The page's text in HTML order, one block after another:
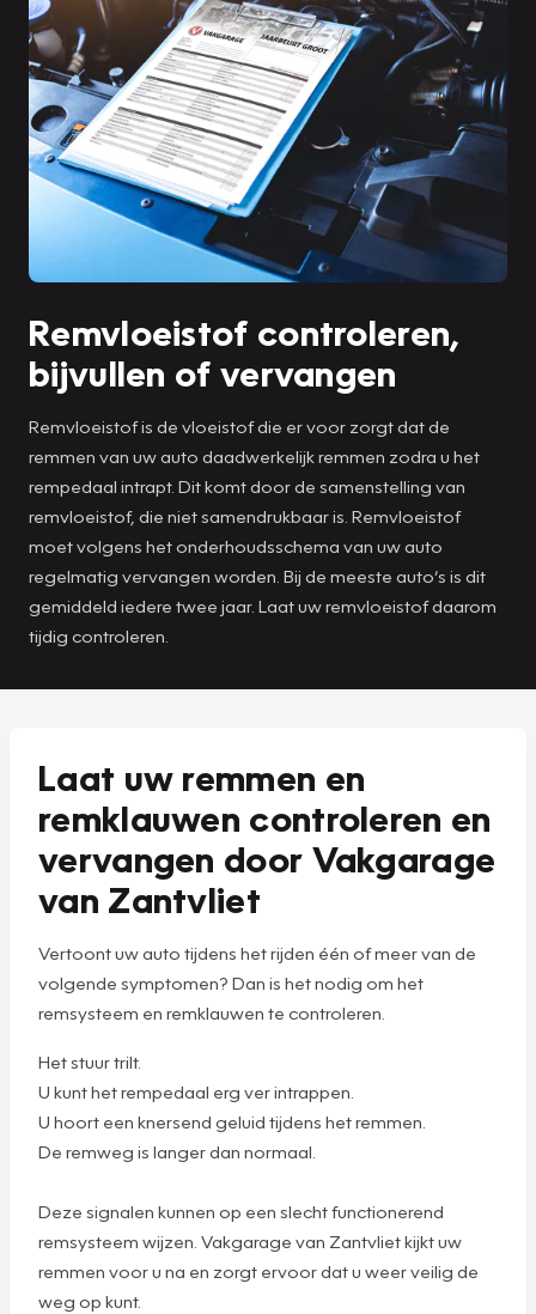
Remvloeistof controleren,
bijvullen of vervangen
Remvloeistof is de vloeistof die er voor zorgt dat de
remmen van uw auto daadwerkelijk remmen zodra u het
rempedaal intrapt. Dit komt door de samenstelling van
remvloeistof, die niet samendrukbaar is. Remvloeistof
moet volgens het onderhoudsschema van uw auto
regelmatig vervangen worden. Bij de meeste auto’s is dit
gemiddeld iedere twee jaar. Laat uw remvloeistof daarom
tijdig controleren.
Laat uw remmen en
remklauwen controleren en
vervangen door Vakgarage
van Zantvliet
Vertoont uw auto tijdens het rijden één of meer van de
volgende symptomen? Dan is het nodig om het
remsysteem en remklauwen te controleren.
Het stuur trilt.
U kunt het rempedaal erg ver intrappen.
U hoort een knersend geluid tijdens het remmen.
De remweg is langer dan normaal.
Deze signalen kunnen op een slecht functionerend
remsysteem wijzen. Vakgarage van Zantvliet kijkt uw
remmen voor u na en zorgt ervoor dat u weer veilig de
weg op kunt.